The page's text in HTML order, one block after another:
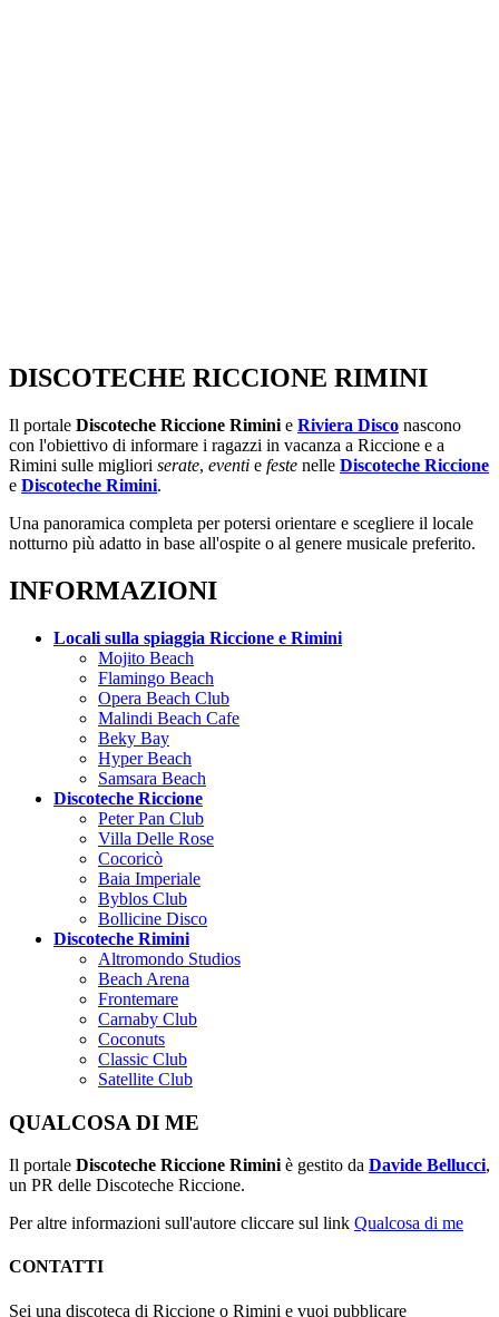
DISCOTECHE RICCIONE RIMINI
Il portale Discoteche Riccione Rimini e Riviera Disco nascono
con l'obiettivo di informare i ragazzi in vacanza a Riccione e a
Rimini sulle migliori serate, eventi e feste nelle Discoteche Riccione
e Discoteche Rimini.
Una panoramica completa per potersi orientare e scegliere il locale
notturno più adatto in base all'ospite o al genere musicale preferito.
INFORMAZIONI
Locali sulla spiaggia Riccione e Rimini
Mojito Beach
Flamingo Beach
Opera Beach Club
Malindi Beach Cafe
Beky Bay
Hyper Beach
Samsara Beach
Discoteche Riccione
Peter Pan Club
Villa Delle Rose
Cocoricò
Baia Imperiale
Byblos Club
Bollicine Disco
Discoteche Rimini
Altromondo Studios
Beach Arena
Frontemare
Carnaby Club
Coconuts
Classic Club
Satellite Club
QUALCOSA DI ME
Il portale Discoteche Riccione Rimini è gestito da Davide Bellucci,
un PR delle Discoteche Riccione.
Per altre informazioni sull'autore cliccare sul link Qualcosa di me
CONTATTI
Sei una discoteca di Riccione o Rimini e vuoi pubblicare